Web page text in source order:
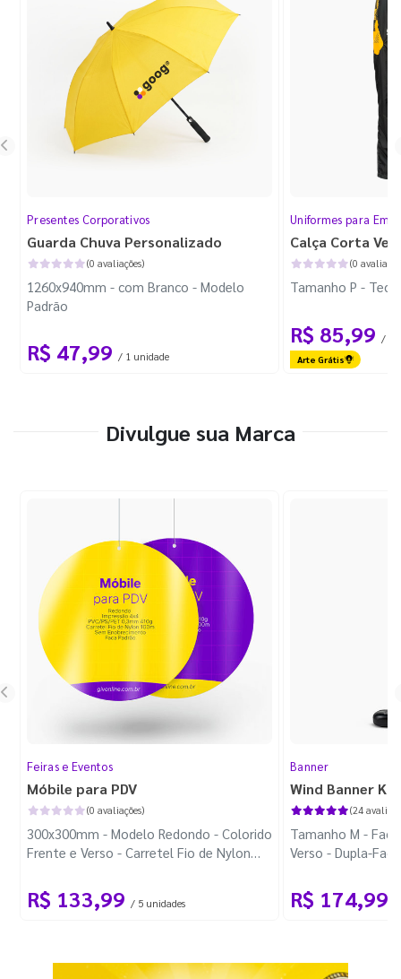
Presentes Corporativos
Guarda Chuva Personalizado
(0 avaliações)
1260x940mm - com Branco - Modelo
Padrão
R$ 47,99 / 1 unidade
Uniformes para
Calça Corta
(0
Tamanho P -
R$ 85,99 / 1
Arte Grátis
Divulgue sua Marca
Feiras e Eventos
Móbile para PDV
(0 avaliações)
300x300mm - Modelo Redondo - Colorido
Frente e Verso - Carretel Fio de Nylon
R$ 133,99 / 5 unidades
Banner
Wind Banner
(24
Tamanho M -
Verso - Dupla-
R$ 174,99